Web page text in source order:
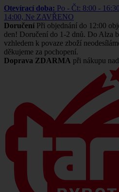
Otevírací doba: Po - Čt: 8:00 -
14:00, Ne ZAVŘENO
Doručení Při objednání do 12:00
den! Doručení do 1-2 dnů. Do Alza
vzhledem k povaze zboží
děkujeme za pochopení.
Doprava ZDARMA při nákupu